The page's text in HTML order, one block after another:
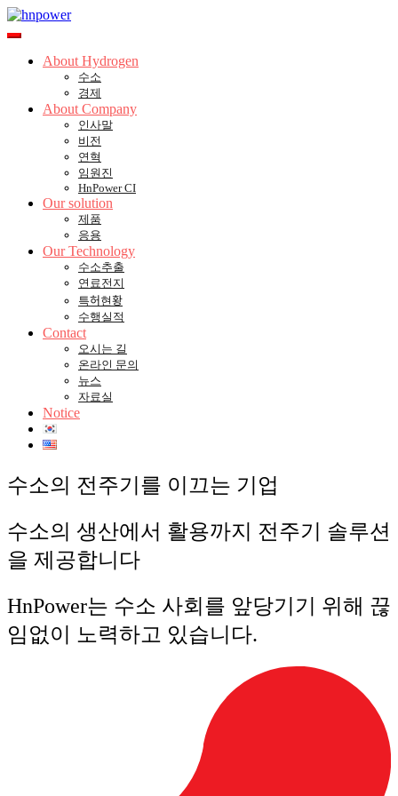
Skip
to
Toggle
mobile
menu
About Hydrogen
수소
경제
About Company
인사말
비전
연혁
임원진
HnPower CI
Our solution
제품
응용
Our Technology
수소추출
연료전지
특허현황
수행실적
Contact
오시는 길
온라인 문의
뉴스
자료실
Notice
수소의 전주기를 이끄는 기업
수소의 생산에서 활용까지 전주기 솔루션
을 제공합니다
HnPower는 수소 사회를 앞당기기 위해 끊
임없이 노력하고 있습니다.